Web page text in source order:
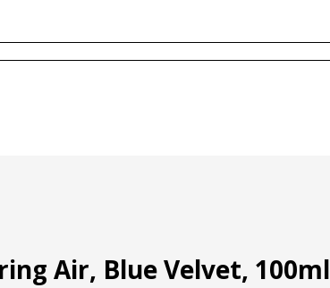
Air, Blue Velvet, 100ml